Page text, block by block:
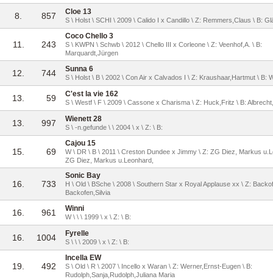
8. 857 Cloe 13
S \ Holst \ SCHI \ 2009 \ Calido I x Candillo \ Z: Remmers,Claus \ B:
11. 243
Coco Chello 3
S \ KWPN \ Schwb \ 2012 \ Chello III x Corleone \ Z: Veenhof,A. \ B:
Marquardt,Jürgen
12. 744 Sunna 6
S \ Holst \ B \ 2002 \ Con Air x Calvados I \ Z: Kraushaar,Hartmut \ B:
13. 59 C'est la vie 162
S \ Westf \ F \ 2009 \ Cassone x Charisma \ Z: Huck,Fritz \ B:
13. 997 Wienett 28
S \ -n.gefunde \ \ 2004 \ x \ Z: \ B:
15. 69
Cajou 15
W \ DR \ B \ 2011 \ Creston Dundee x Jimmy \ Z: ZG Diez, Markus
ZG Diez, Markus u.Leonhard,
16. 733
Sonic Bay
H \ Old \ BSche \ 2008 \ Southern Star x Royal Applause xx \ Z:
Backofen,Silvia
16. 961 Winni
W \ \ \ 1999 \ x \ Z: \ B:
16. 1004 Fyrelle
S \ \ \ 2009 \ x \ Z: \ B:
19. 492
Incella EW
S \ Old \ R \ 2007 \ Incello x Waran \ Z: Werner,Ernst-Eugen \ B:
Rudolph,Sanja,Rudolph,Juliana Maria